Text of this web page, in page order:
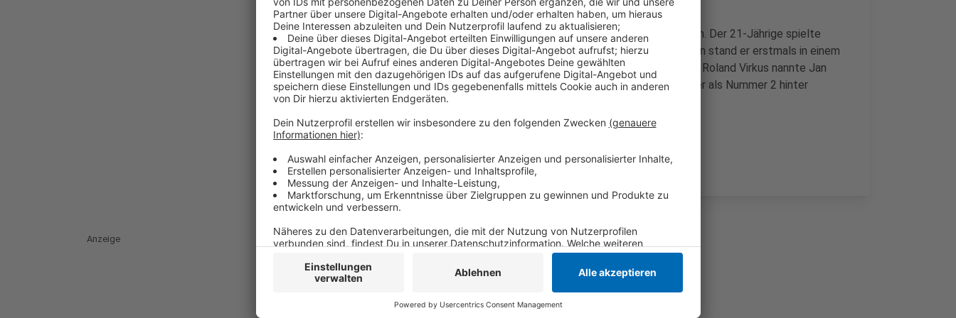
Olschowskys Vertrag wäre eigentlich diesen Sommer ausgelaufen. Der 21-Jährige spielte
schon als Kind für die Gladbacher Borussia. In der laufenden Saison stand er erstmals in einem
Bundesligaspiel für den VfL zwischen den Pfosten. Sportdirektor Roland Virkus nannte Jan
Olschowsky ein verlässliches und großes Talent. Inzwischen gilt er als Nummer 2 hinter
Stammkeeper Jonas Omlin.
Anzeige